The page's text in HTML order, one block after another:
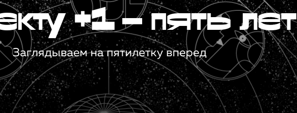
+1 — пять лет
Заглядываем на пятилетку вперед